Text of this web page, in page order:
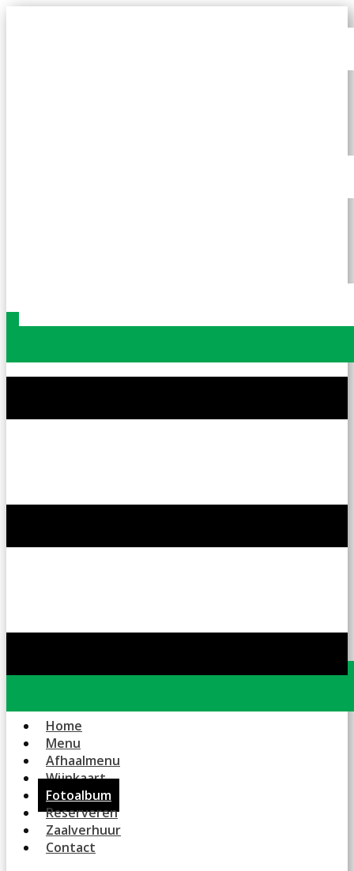
Home
Menu
Afhaalmenu
Wijnkaart
Fotoalbum
Reserveren
Zaalverhuur
Contact